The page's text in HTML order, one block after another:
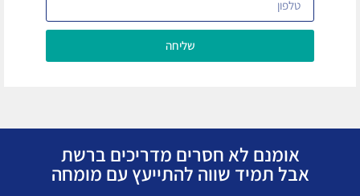
שליחה
אומנם לא חסרים מדריכים ברשת
אבל תמיד שווה להתייעץ עם מומחה